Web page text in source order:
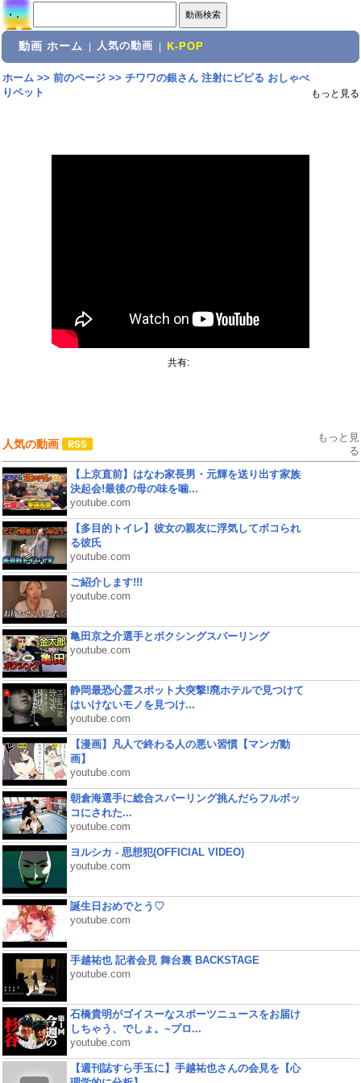
動画 ホーム 人気の動画 K-POP
ホーム>> 前のページ>> チワワの銀さん 注射にビビる おしゃべ
りペット
もっと見る
共有:
人気の動画
もっと見
る
【上京直前】はなわ家長男・元輝を送り出す家族
決起会!最後の母の味を噛...
youtube.com
【多目的トイレ】彼女の親友に浮気してボコられ
る彼氏
youtube.com
ご紹介します!!!
youtube.com
亀田京之介選手とボクシングスパーリング
youtube.com
静岡最恐心霊スポット大突撃!廃ホテルで見つけて
はいけないモノを見つけ...
youtube.com
【漫画】凡人で終わる人の悪い習慣【マンガ動
画】
youtube.com
朝倉海選手に総合スパーリング挑んだらフルボッ
コにされた...
youtube.com
ヨルシカ - 思想犯(OFFICIAL VIDEO)
youtube.com
誕生日おめでとう♡
youtube.com
手越祐也 記者会見 舞台裏 BACKSTAGE
youtube.com
石橋貴明がゴイスーなスポーツニュースをお届け
しちゃう、でしょ。~プロ...
youtube.com
【週刊誌すら手玉に】手越祐也さんの会見を【心